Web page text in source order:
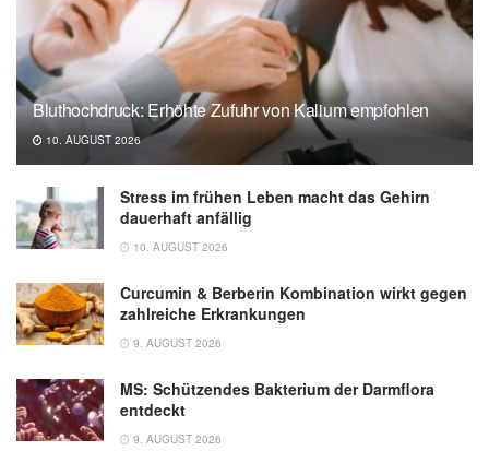
Bluthochdruck: Erhöhte Zufuhr von Kalium empfohlen
10. AUGUST 2026
Stress im frühen Leben macht das Gehirn
dauerhaft anfällig
10. AUGUST 2026
Curcumin & Berberin Kombination wirkt gegen
zahlreiche Erkrankungen
9. AUGUST 2026
MS: Schützendes Bakterium der Darmflora
entdeckt
9. AUGUST 2026